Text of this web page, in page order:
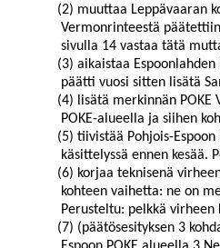
(2) muuttaa Leppävaaran
Vermonrinteestä
sivulla 14 vastaa tätä
(3) aikaistaa Espoonlahden
päätti vuosi sitten lisätä
(4) lisätä merkinnän POKE
POKE-alueella ja siihen
(5) tiivistää Pohjois-
käsittelyssä ennen kesää.
(6) korjaa teknisenä
kohteen vaihetta: ne on
Perusteltu: pelkkä virheen
(7) (päätösesityksen 3